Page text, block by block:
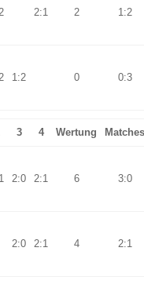
2:1 2 1:2
1:2 0 0:3
3 4 Wertung Matches
2:0 2:1 6 3:0
2:0 2:1 4 2:1